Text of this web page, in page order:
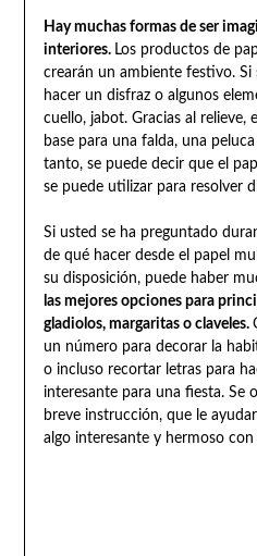
Hay muchas formas de ser
interiores. Los productos de
crearán un ambiente festivo. Si
hacer un disfraz o algunos
cuello, jabot. Gracias al relieve,
base para una falda, una
tanto, se puede decir que el
se puede utilizar para resolver
Si usted se ha preguntado
de qué hacer desde el papel
su disposición, puede haber
las mejores opciones para
gladiolos, margaritas o claveles.
un número para decorar la
o incluso recortar letras para
interesante para una fiesta. Se
breve instrucción, que le
algo interesante y hermoso con